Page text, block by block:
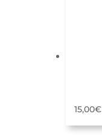
15,00€